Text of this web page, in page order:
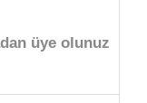
üye olunuz